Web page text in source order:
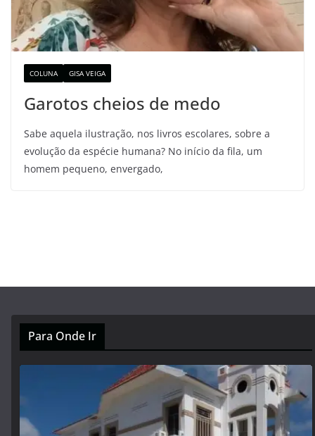
COLUNA GISA VEIGA
Garotos cheios de medo
Sabe aquela ilustração, nos livros escolares, sobre a
evolução da espécie humana? No início da fila, um
homem pequeno, envergado,
Para Onde Ir